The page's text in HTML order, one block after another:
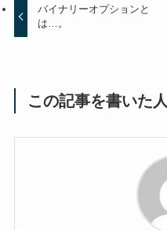
バイナリーオプションと
は…。
この記事を書いた人